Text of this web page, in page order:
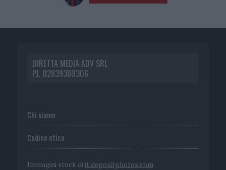
DIRETTA MEDIA ADV SRL
P.I. 02839380306
Chi siamo
Codice etico
Immagini stock di it.depositphotos.com